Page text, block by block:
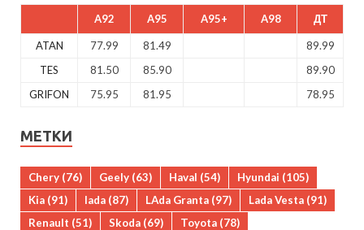
A92 A95 A95+ A98 ДТ
ATAN 77.99 81.49
89.99
TES
81.50 85.90
89.90
GRIFON
75.95 81.95 78.95
МЕТКИ
Chery (76) Geely (63) Haval (54) Hyundai (105)
Kia (91) lada (87) LAda Granta (97) Lada Vesta (91)
Renault (51) Skoda (69) Toyota (78)